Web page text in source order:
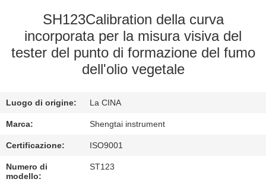
FABBRICA
CONTROLLO
CONTATTICI
RICHIEDA
SH123Calibration della curva
incorporata per la misura visiva del
tester del punto di formazione del fumo
dell'olio vegetale
Luogo di origine: La CINA
Marca: Shengtai instrument
Certificazione: ISO9001
Numero di
modello:
ST123